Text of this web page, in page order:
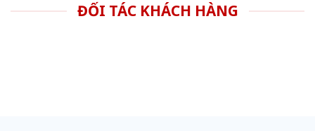
ĐỐI TÁC KHÁCH HÀNG